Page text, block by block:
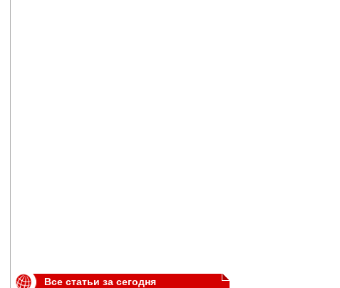
Все статьи за сегодня